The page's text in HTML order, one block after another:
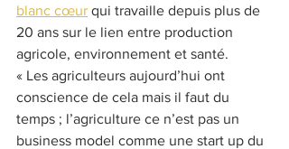
blanc cœur qui travaille depuis plus de
20 ans sur le lien entre production
agricole, environnement et santé.
« Les agriculteurs aujourd’hui ont
conscience de cela mais il faut du
temps ; l’agriculture ce n’est pas un
business model comme une start up du